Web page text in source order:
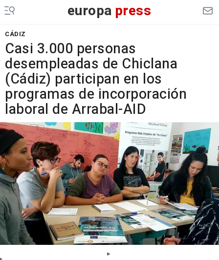
europa press
CÁDIZ
Casi 3.000 personas
desempleadas de Chiclana
(Cádiz) participan en los
programas de incorporación
laboral de Arrabal-AID